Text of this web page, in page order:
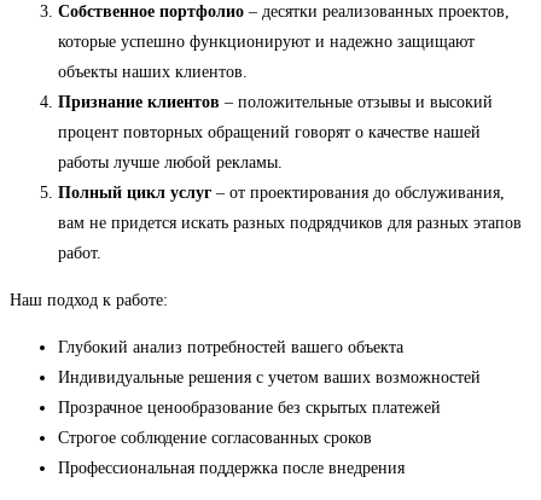
Собственное портфолио – десятки реализованных проектов,
которые успешно функционируют и надежно защищают
объекты наших клиентов.
Признание клиентов – положительные отзывы и высокий
процент повторных обращений говорят о качестве нашей
работы лучше любой рекламы.
Полный цикл услуг – от проектирования до обслуживания,
вам не придется искать разных подрядчиков для разных этапов
работ.
Наш подход к работе:
Глубокий анализ потребностей вашего объекта
Индивидуальные решения с учетом ваших возможностей
Прозрачное ценообразование без скрытых платежей
Строгое соблюдение согласованных сроков
Профессиональная поддержка после внедрения